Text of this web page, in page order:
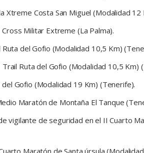
Costa San Miguel (Modalidad 12
Militar Extreme (La Palma).
del Gofio (Modalidad 10,5 Km)
Ruta del Gofio (Modalidad 10,5 Km)
Gofio (Modalidad 19 Km) (Tenerife).
Maratón de Montaña El Tanque
vigilante de seguridad en el II Cuarto
Maratón de Santa úrsula